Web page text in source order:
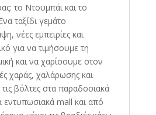
το Ντουμπάι και το
ταξίδι γεμάτο
νέες εμπειρίες και
για να τιμήσουμε τη
και να χαρίσουμε στον
χαράς, χαλάρωσης και
βόλτες στα παραδοσιακά
εντυπωσιακά mall και από